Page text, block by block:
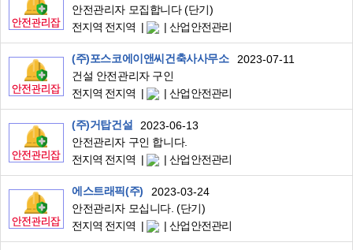
안전관리자 모집합니다 (단기)
전지역 전지역
산업안전관리
(주)포스코에이앤씨건축사사무소
2023-07-11
건설 안전관리자 구인
전지역 전지역
산업안전관리
(주)거탑건설
2023-06-13
안전관리자 구인 합니다.
전지역 전지역
산업안전관리
에스트래픽(주)
2023-03-24
안전관리자 모십니다. (단기)
전지역 전지역
산업안전관리